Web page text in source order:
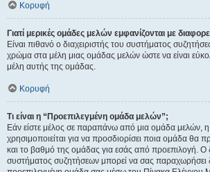
Κορυφή
Γιατί μερικές ομάδες μελών εμφανίζονται με
Είναι πιθανό ο διαχειριστής του συστήματος
χρώμα στα μέλη μιας ομάδας μελών ώστε να είναι
μέλη αυτής της ομάδας.
Κορυφή
Τι είναι η “Προεπιλεγμένη ομάδα μελών”;
Εάν είστε μέλος σε παραπάνω από μια ομάδα μελών,
χρησιμοποιείται για να προσδιορίσει ποια ομάδα θα
και το βαθμό της ομάδας για εσάς από προεπιλογή. Ο
συστήματος συζητήσεων μπορεί να σας παραχωρήσει